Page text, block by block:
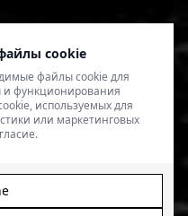
cookie
файлы cookie для
и функционирования
используемых для
или маркетинговых